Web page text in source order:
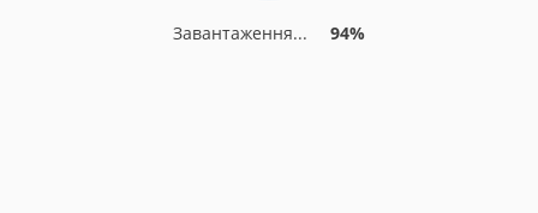
Завантаження... 94%